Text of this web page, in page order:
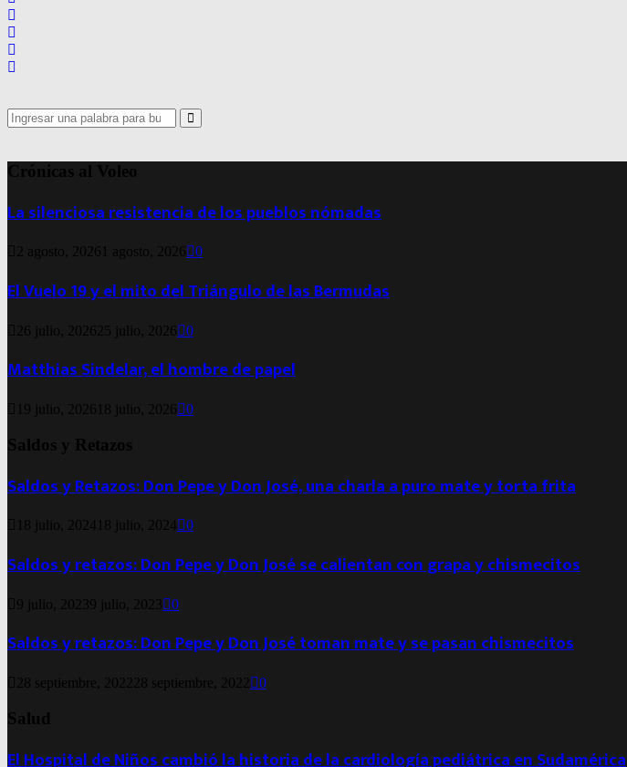
Search
for:
Search
Crónicas al Voleo
La silenciosa resistencia de los pueblos nómadas
2 agosto, 2026 1 agosto, 2026 0
El Vuelo 19 y el mito del Triángulo de las Bermudas
26 julio, 2026 25 julio, 2026 0
Matthias Sindelar, el hombre de papel
19 julio, 2026 18 julio, 2026 0
Saldos y Retazos
Saldos y Retazos: Don Pepe y Don José, una charla a puro mate y torta frita
18 julio, 2024 18 julio, 2024 0
Saldos y retazos: Don Pepe y Don José se calientan con grapa y chismecitos
9 julio, 20239 julio, 2023 0
Saldos y retazos: Don Pepe y Don José toman mate y se pasan chismecitos
28 septiembre, 2022 28 septiembre, 2022 0
Salud
El Hospital de Niños cambió la historia de la cardiología pediátrica en Sudamérica